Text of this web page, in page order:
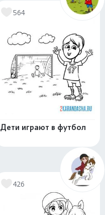
564
Дети играют в футбол
426